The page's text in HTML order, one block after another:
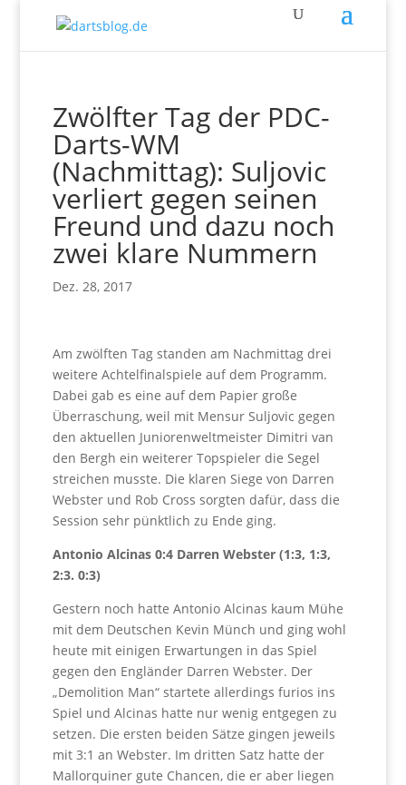
Zwölfter Tag der PDC-
Darts-WM
(Nachmittag): Suljovic
verliert gegen seinen
Freund und dazu noch
zwei klare Nummern
Dez. 28, 2017
Am zwölften Tag standen am Nachmittag drei
weitere Achtelfinalspiele auf dem Programm.
Dabei gab es eine auf dem Papier große
Überraschung, weil mit Mensur Suljovic gegen
den aktuellen Juniorenweltmeister Dimitri van
den Bergh ein weiterer Topspieler die Segel
streichen musste. Die klaren Siege von Darren
Webster und Rob Cross sorgten dafür, dass die
Session sehr pünktlich zu Ende ging.
Antonio Alcinas 0:4 Darren Webster (1:3, 1:3,
2:3. 0:3)
Gestern noch hatte Antonio Alcinas kaum Mühe
mit dem Deutschen Kevin Münch und ging wohl
heute mit einigen Erwartungen in das Spiel
gegen den Engländer Darren Webster. Der
„Demolition Man“ startete allerdings furios ins
Spiel und Alcinas hatte nur wenig entgegen zu
setzen. Die ersten beiden Sätze gingen jeweils
mit 3:1 an Webster. Im dritten Satz hatte der
Mallorquiner gute Chancen, die er aber liegen